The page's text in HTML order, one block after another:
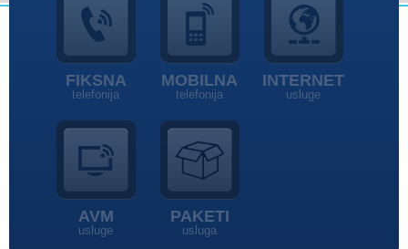
FIKSNA
telefonija
MOBILNA
telefonija
INTERNET
usluge
AVM
usluge
PAKETI
usluga